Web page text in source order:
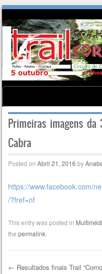
Skip to content
Primeiras imagens da
Cabra
Posted on Abril 21, 2016 by
https://www.facebook.com/
/?fref=nf
This entry was posted in
the permalink.
← Resultados finais Trail